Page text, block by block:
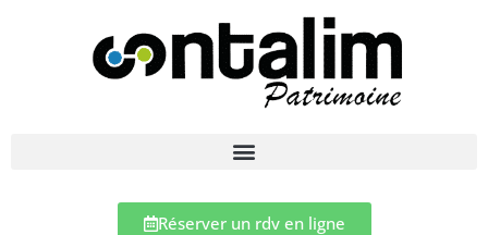
Réserver un rdv en ligne